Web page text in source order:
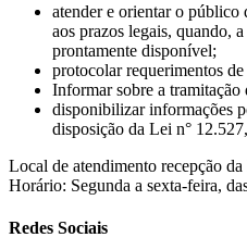
atender e orientar o público
aos prazos legais, quando,
prontamente disponível;
protocolar requerimentos
Informar sobre a tramitação
disponibilizar informações
disposição da Lei n°
Local de atendimento recepção da
Horário: Segunda a sexta-feira,
Redes Sociais